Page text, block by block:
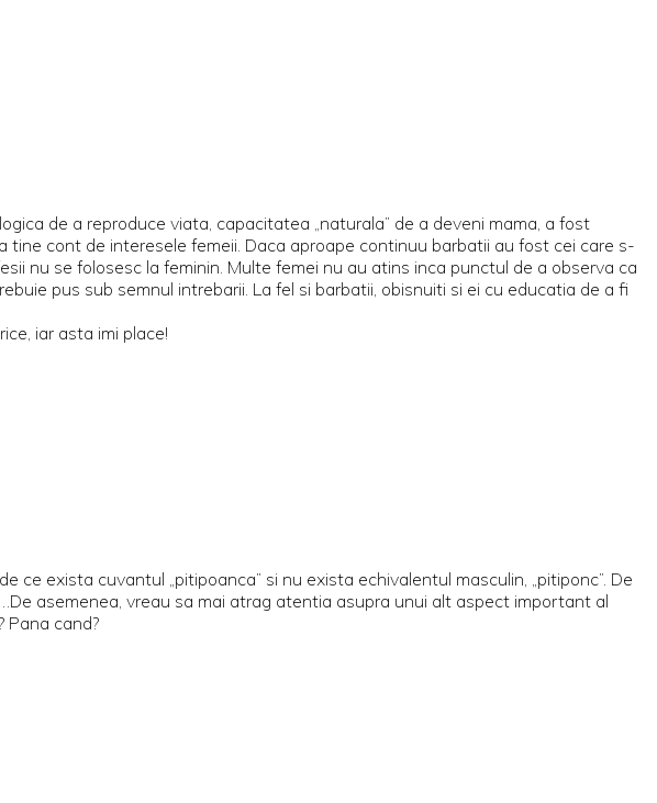
de a reproduce viata, capacitatea „naturala” de a deveni mama, a fost
cont de interesele femeii. Daca aproape continuu barbatii au fost cei care s-
nu se folosesc la feminin. Multe femei nu au atins inca punctul de a observa ca
pus sub semnul intrebarii. La fel si barbatii, obisnuiti si ei cu educatia de a fi
iar asta imi place!
exista cuvantul „pitipoanca” si nu exista echivalentul masculin, „pitiponc”. De
asemenea, vreau sa mai atrag atentia asupra unui alt aspect important al
Pana cand?